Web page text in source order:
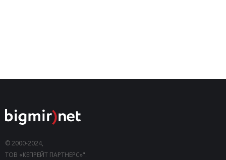
© 2000-2024,
ТОВ «КЕПРЕЙТ ПАРТНЕРС»".